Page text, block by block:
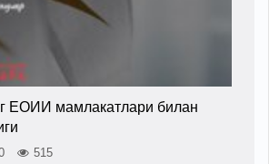
ЕОИИ мамлакатлари билан
515